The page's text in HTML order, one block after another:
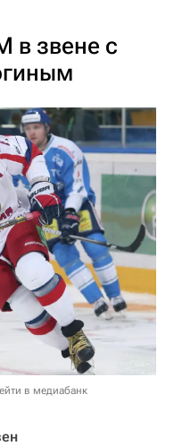
в звене с
в медиабанк